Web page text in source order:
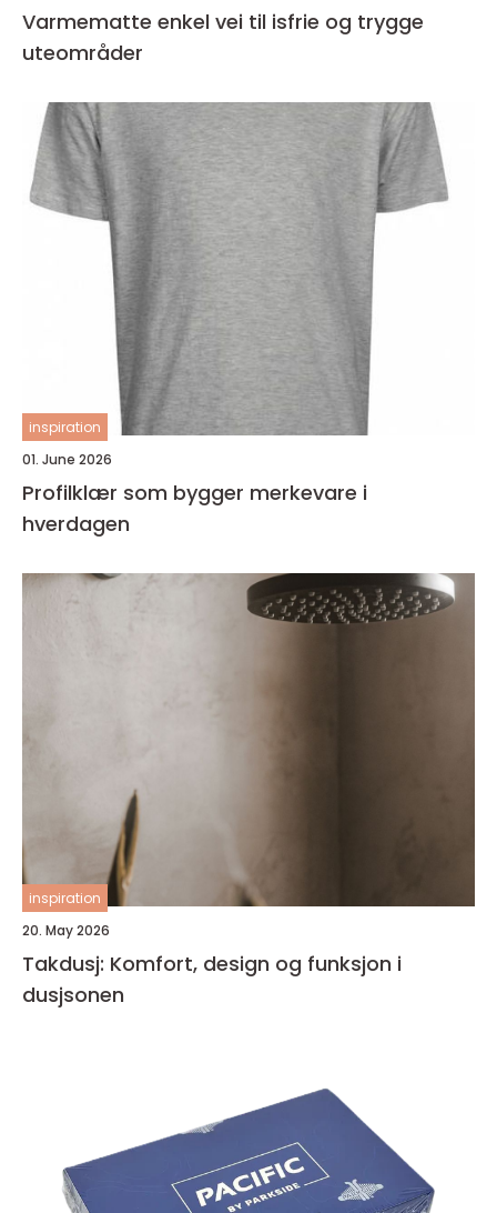
Varmematte enkel vei til isfrie og trygge
uteområder
inspiration
01. June 2026
Profilklær som bygger merkevare i
hverdagen
inspiration
20. May 2026
Takdusj: Komfort, design og funksjon i
dusjsonen